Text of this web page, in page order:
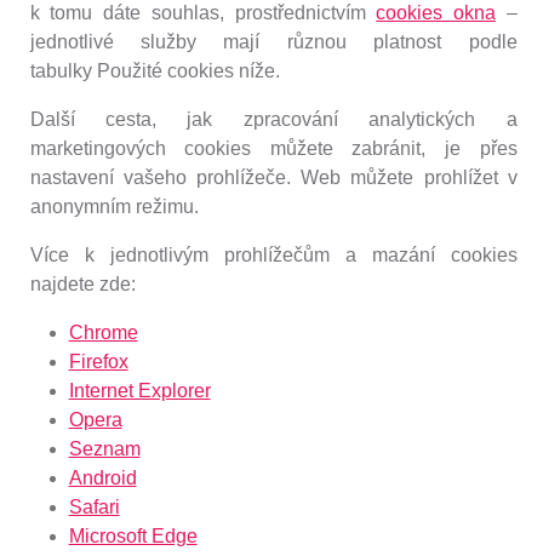
k tomu dáte souhlas, prostřednictvímcookies okna –
jednotlivé služby mají různou platnost podle
tabulky Použité cookies níže.
Další cesta, jak zpracování analytických a
marketingových cookies můžete zabránit, je přes
nastavení vašeho prohlížeče. Web můžete prohlížet v
anonymním režimu.
Více k jednotlivým prohlížečům a mazání cookies
najdete zde:
Chrome
Firefox
Internet Explorer
Opera
Seznam
Android
Safari
Microsoft Edge